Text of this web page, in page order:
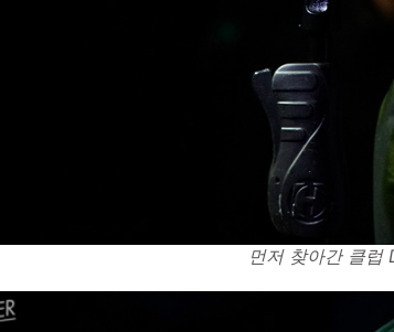
먼저 찾아간 클럽